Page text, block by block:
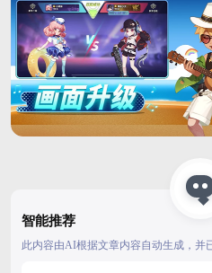
智能推荐
此内容由AI根据文章内容自动生成，并